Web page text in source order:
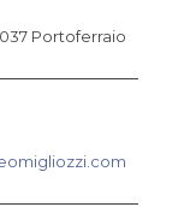
Portoferraio